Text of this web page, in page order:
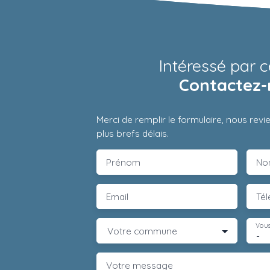
Intéressé par
Merci de remplir le formulaire, nous
plus brefs délais.
Prénom
Email
Votre commune -
Votre message